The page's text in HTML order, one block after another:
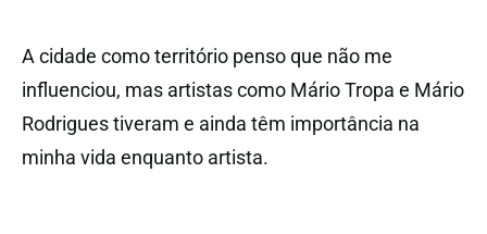
A cidade como território penso que não me
influenciou, mas artistas como Mário Tropa e Mário
Rodrigues tiveram e ainda têm importância na
minha vida enquanto artista.